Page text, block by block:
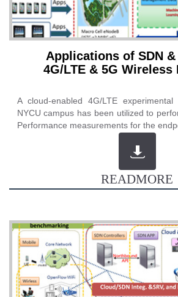
Applications of SDN
4G/LTE & 5G Wireless
A cloud-enabled 4G/LTE
NYCU campus has been utilized to
Performance measurements for the
READMORE